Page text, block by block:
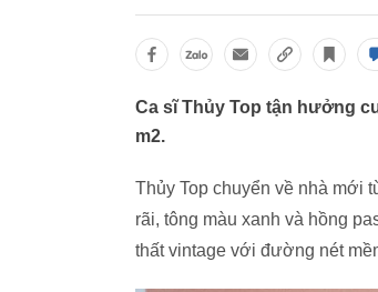
Ca sĩ Thủy Top tận hưởng
m2.
Thủy Top chuyển về nhà mới
rãi, tông màu xanh và hồng
thất vintage với đường nét